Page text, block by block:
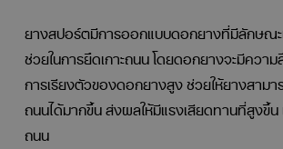
ยางสปอร์ตมีการออกแบบดอกยางที่มีลักษณะ
ช่วยในการยึดเกาะถนน โดยดอกยางจะมีควา
การเรียงตัวของดอกยางสูง ช่วยให้ยางสา
ถนนได้มากขึ้น ส่งผลให้มีแรงเสียดทานที่สูงขึ้น
ถนน